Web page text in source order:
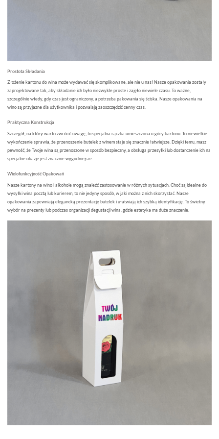
Prostota Składania
Złożenie kartonu do wina może wydawać się skomplikowane, ale nie u nas! Nasze opakowania zostały
zaprojektowane tak, aby składanie ich było niezwykle proste i zajęło niewiele czasu. To ważne,
szczególnie wtedy, gdy czas jest ograniczony, a potrzeba pakowania się ściska. Nasze opakowania na
wino są przyjazne dla użytkownika i pozwalają zaoszczędzić cenny czas.
Praktyczna Konstrukcja
Szczegół, na który warto zwrócić uwagę, to specjalna rączka umieszczona u góry kartonu. To niewielkie
wykończenie sprawia, że przenoszenie butelek z winem staje się znacznie łatwiejsze. Dzięki temu, masz
pewność, że Twoje wina są przenoszone w sposób bezpieczny, a obsługa przesyłki lub dostarczenie ich na
specjalne okazje jest znacznie wygodniejsze.
Wielofunkcyjność Opakowań
Nasze kartony na wino i alkohole mogą znaleźć zastosowanie w różnych sytuacjach. Choć są idealne do
wysyłki wina pocztą lub kurierem, to nie jedyny sposób, w jaki można z nich skorzystać. Nasze
opakowania zapewniają elegancką prezentację butelek i ułatwiają ich szybką identyfikację. To świetny
wybór na prezenty lub podczas organizacji degustacji wina, gdzie estetyka ma duże znaczenie.